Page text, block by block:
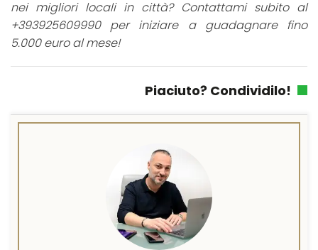
nei migliori locali in città? Contattami subito al
+393925609990 per iniziare a guadagnare fino
5.000 euro al mese!
Piaciuto? Condividilo!